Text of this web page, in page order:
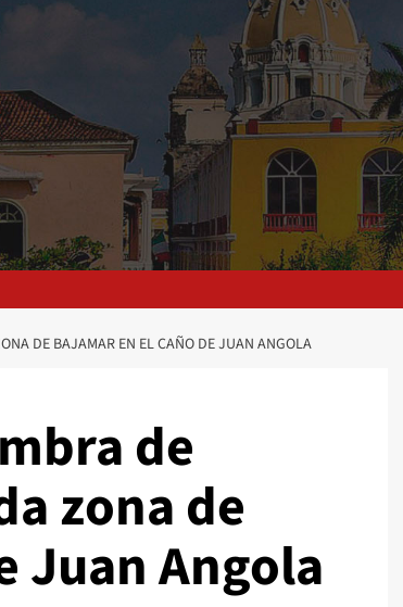
DE BAJAMAR EN EL CAÑO DE JUAN ANGOLA
de
zona de
Juan Angola